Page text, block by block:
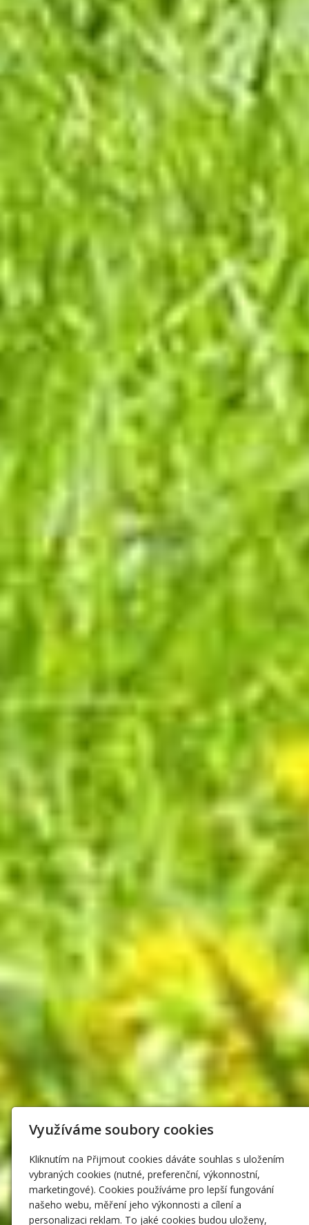
Využíváme soubory cookies
Kliknutím na Přijmout cookies dáváte souhlas s uložením
vybraných cookies (nutné, preferenční, výkonnostní,
marketingové). Cookies používáme pro lepší fungování
našeho webu, měření jeho výkonnosti a cílení a
personalizaci reklam. To jaké cookies budou uloženy,